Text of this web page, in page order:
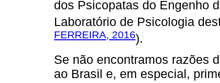
dos Psicopatas do Engenho
Laboratório de Psicologia
FERREIRA, 2016).
Se não encontramos razões
ao Brasil e, em especial,